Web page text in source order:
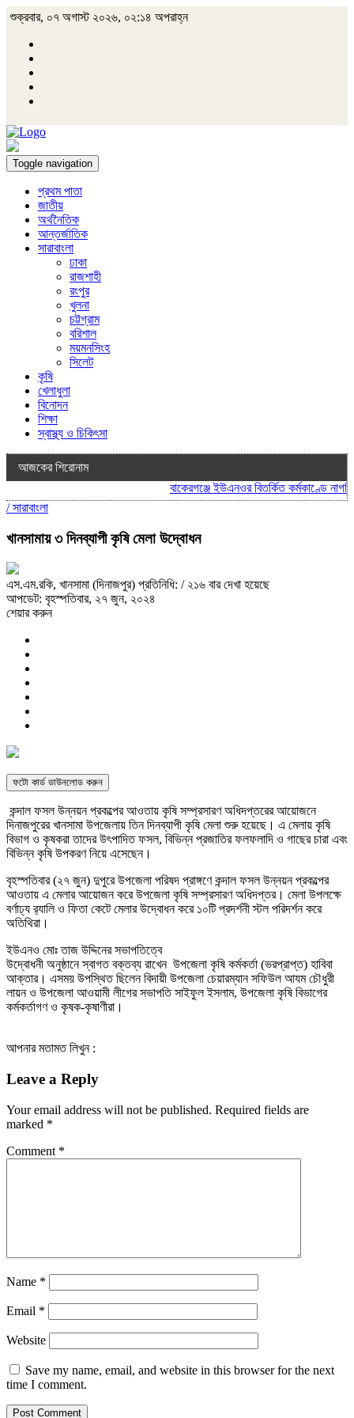
শুক্রবার, ০৭ অগাস্ট ২০২৬, ০২:১৪ অপরাহ্ন
Toggle navigation
প্রথম পাতা
জাতীয়
অর্থনৈতিক
আন্তর্জাতিক
সারাবাংলা
ঢাকা
রাজশাহী
রংপুর
খুলনা
চট্টগ্রাম
বরিশাল
ময়মনসিংহ
সিলেট
কৃষি
খেলাধুলা
বিনোদন
শিক্ষা
স্বাস্থ্য ও চিকিৎসা
আজকের শিরোনাম
বাকেরগঞ্জে ইউএনওর বিতর্কিত কর্মকাণ্ডে নাগরিক
/সারাবাংলা
খানসামায় ৩ দিনব্যাপী কৃষি মেলা উদ্বোধন
এস.এম.রকি, খানসামা (দিনাজপুর) প্রতিনিধি: / ২১৬ বার দেখা হয়েছে
আপডেট: বৃহস্পতিবার, ২৭ জুন, ২০২৪
শেয়ার করুন
ফটো কার্ড ডাউনলোড করুন
কন্দাল ফসল উন্নয়ন প্রকল্পের আওতায় কৃষি সম্প্রসারণ অধিদপ্তরের আয়োজনে
দিনাজপুরের খানসামা উপজেলায় তিন দিনব্যাপী কৃষি মেলা শুরু হয়েছে। এ মেলায় কৃষি
বিভাগ ও কৃষকরা তাদের উৎপাদিত ফসল, বিভিন্ন প্রজাতির ফলফলাদি ও গাছের চারা এবং
বিভিন্ন কৃষি উপকরণ নিয়ে এসেছেন।
বৃহস্পতিবার (২৭ জুন) দুপুরে উপজেলা পরিষদ প্রাঙ্গণে কন্দাল ফসল উন্নয়ন প্রকল্পের
আওতায় এ মেলার আয়োজন করে উপজেলা কৃষি সম্প্রসারণ অধিদপ্তর। মেলা উপলক্ষে
বর্ণাঢ্য র‌্যালি ও ফিতা কেটে মেলার উদ্বোধন করে ১০টি প্রদর্শনী স্টল পরিদর্শন করে
অতিথিরা।
ইউএনও মোঃ তাজ উদ্দিনের সভাপতিত্বে
উদ্বোধনী অনুষ্ঠানে স্বাগত বক্তব্য রাখেন উপজেলা কৃষি কর্মকর্তা (ভরপ্রাপ্ত) হাবিবা
আক্তার। এসময় উপস্থিত ছিলেন বিদায়ী উপজেলা চেয়ারম্যান সফিউল আযম চৌধুরী
লায়ন ও উপজেলা আওয়ামী লীগের সভাপতি সাইফুল ইসলাম, উপজেলা কৃষি বিভাগের
কর্মকর্তাগণ ও কৃষক-কৃষাণীরা।
আপনার মতামত লিখুন :
Leave a Reply
Your email address will not be published. Required fields are
marked *
Comment *
Name *
Email *
Website
Save my name, email, and website in this browser for the next
time I comment.